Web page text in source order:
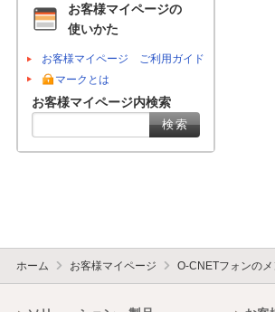
お客様マイページの
使いかた
お客様マイページ ご利用ガイド
マークとは
お客様マイページ内検索
ホーム お客様マイページ O-CNETフォンの